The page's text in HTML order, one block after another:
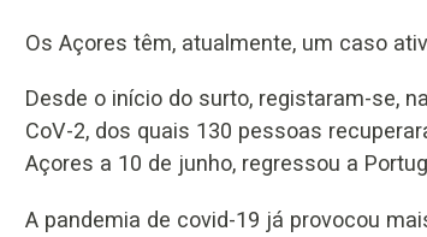
Os Açores têm, atualmente, um caso
Desde o início do surto, registaram-se,
CoV-2, dos quais 130 pessoas
Açores a 10 de junho, regressou a
A pandemia de covid-19 já provocou